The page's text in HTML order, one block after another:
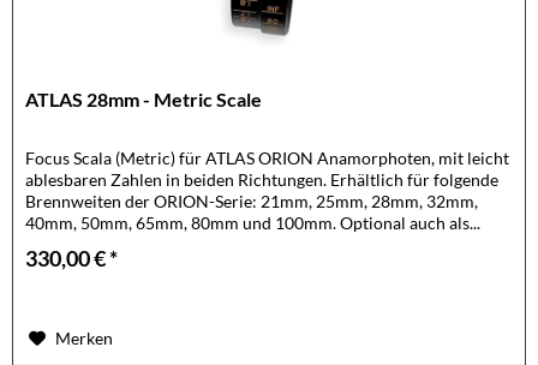
ATLAS 28mm - Metric Scale
Focus Scala (Metric) für ATLAS ORION Anamorphoten, mit leicht
ablesbaren Zahlen in beiden Richtungen. Erhältlich für folgende
Brennweiten der ORION-Serie: 21mm, 25mm, 28mm, 32mm,
40mm, 50mm, 65mm, 80mm und 100mm. Optional auch als...
330,00 € *
Merken